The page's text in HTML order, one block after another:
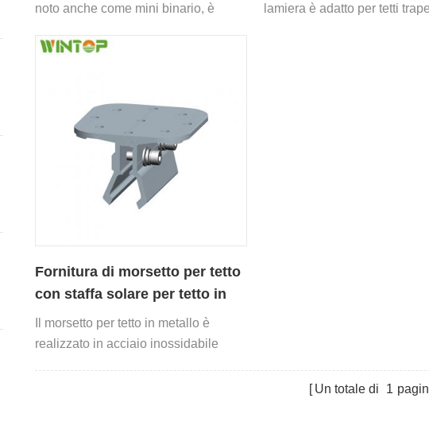
noto anche come mini binario, è
lamiera è adatto per tetti
Fornitura di morsetto per tetto
con staffa solare per tetto in
lamiera
Il morsetto per tetto in metallo è
realizzato in acciaio inossidabile
Un totale di 1